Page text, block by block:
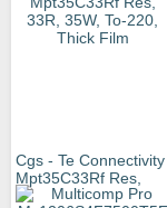
Cgs - Te Connectivity
Mpt35C33Rf Res,